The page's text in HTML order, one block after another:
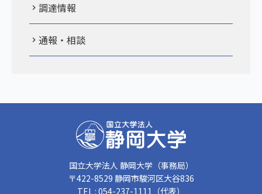
調達情報
通報・相談
国立大学法人 静岡大学（事務局）
〒422-8529 静岡市駿河区大谷836
TEL : 054-237-1111（代表）